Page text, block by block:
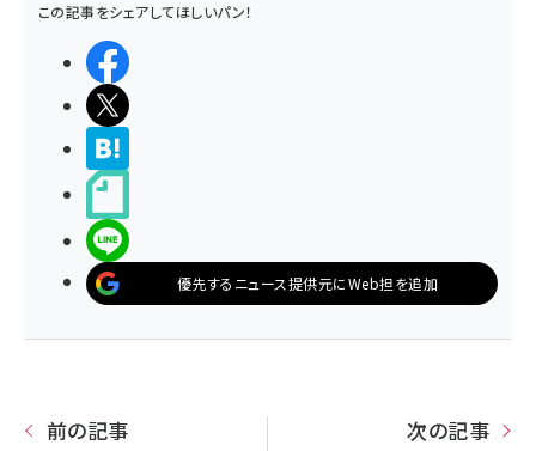
この記事をシェアしてほしいパン！
優先するニュース提供元にWeb担を追加
前の記事 次の記事